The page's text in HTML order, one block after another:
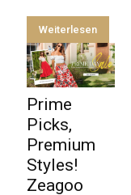
Weiterlesen
Prime
Picks,
Premium
Styles!
Zeagoo